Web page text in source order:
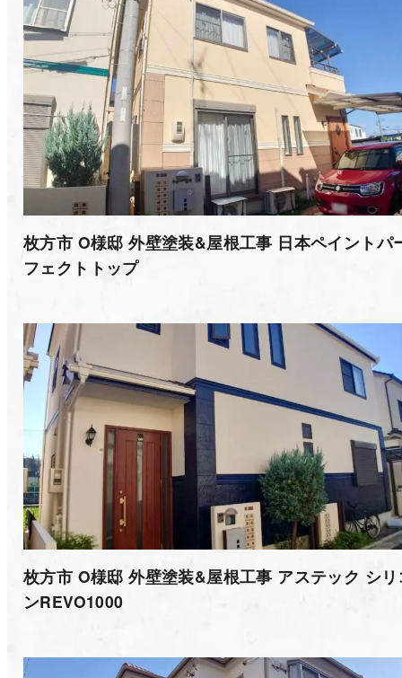
枚方市 O様邸 外壁塗装&屋根工事 日本ペイントパ
フェクトトップ
枚方市 O様邸 外壁塗装&屋根工事 アステック シリ
ンREVO1000